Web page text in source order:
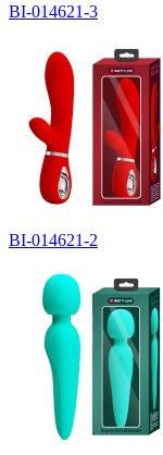
BI-014621-3
BI-014621-2